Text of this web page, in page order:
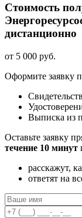
Стоимость
дистанционно
от 5 000 руб.
Оформите заявку
Выписка из
Оставьте заявку
течение 10 минут
расскажут,
ответят на